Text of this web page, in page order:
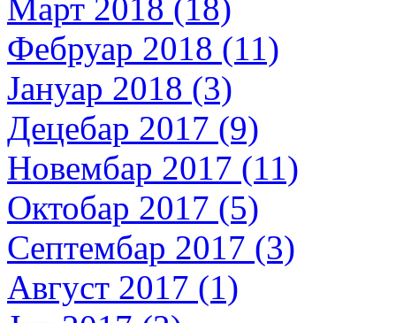
Март 2018 (18)
Фебруар 2018 (11)
Јануар 2018 (3)
Децебар 2017 (9)
Новембар 2017 (11)
Октобар 2017 (5)
Септембар 2017 (3)
Август 2017 (1)